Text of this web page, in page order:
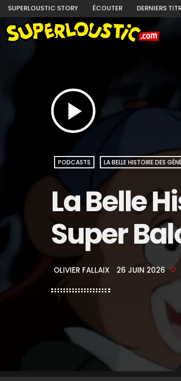
SUPERLOUSTIC STORY ÉCOUTER DERNIERS
play_arrow
PODCASTS LA BELLE HISTOIRE DES
La Belle
Super
OLIVIER FALLAIX 26 JUIN 2026